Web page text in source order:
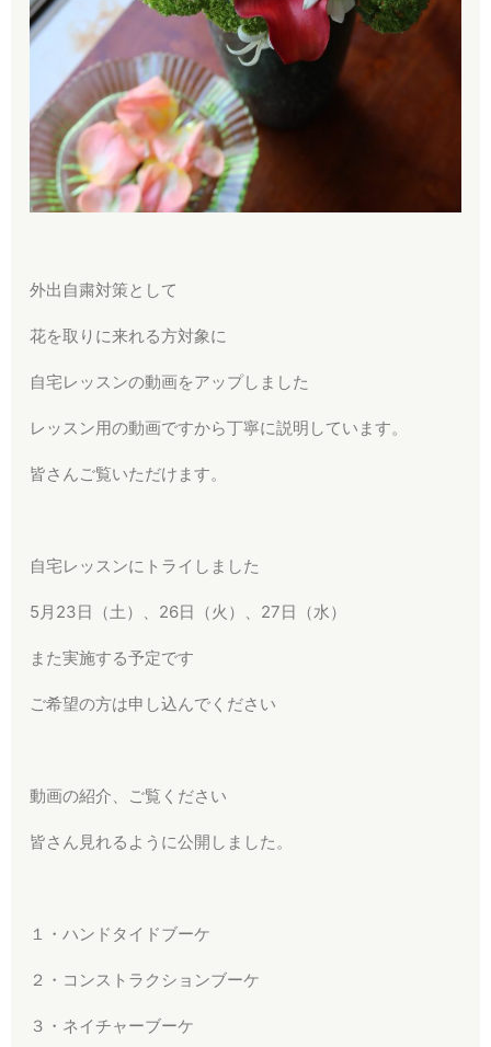
外出自粛対策として
花を取りに来れる方対象に
自宅レッスンの動画をアップしました
レッスン用の動画ですから丁寧に説明しています。
皆さんご覧いただけます。
自宅レッスンにトライしました
5月23日（土）、26日（火）、27日（水）
また実施する予定です
ご希望の方は申し込んでください
動画の紹介、ご覧ください
皆さん見れるように公開しました。
１・ハンドタイドブーケ
２・コンストラクションブーケ
３・ネイチャーブーケ